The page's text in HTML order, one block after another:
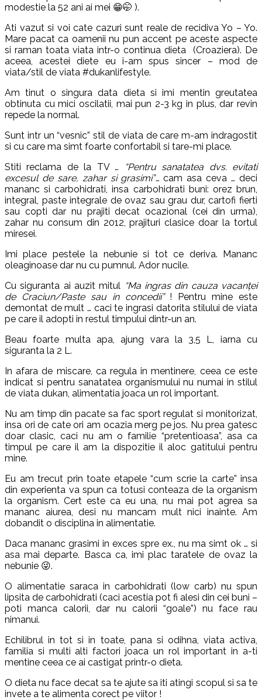
modestie la 52 ani ai mei 😁🤭 ).
Ati vazut si voi cate cazuri sunt reale de recidiva Yo – Yo.
Mare pacat ca oamenii nu pun accent pe aceste aspecte
si raman toata viata intr-o continua dieta (Croaziera). De
aceea, acestei diete eu i-am spus sincer – mod de
viata/stil de viata #dukanlifestyle.
Am tinut o singura data dieta si imi mentin greutatea
obtinuta cu mici oscilatii, mai pun 2-3 kg in plus, dar revin
repede la normal.
Sunt intr un “vesnic” stil de viata de care m-am indragostit
si cu care ma simt foarte confortabil si tare-mi place.
Stiti reclama de la TV … “Pentru sanatatea dvs. evitati
excesul de sare, zahar si grasimi”… cam asa ceva … deci
mananc si carbohidrati, insa carbohidrati buni: orez brun,
integral, paste integrale de ovaz sau grau dur, cartofi fierti
sau copti dar nu prajiti decat ocazional (cei din urma),
zahar nu consum din 2012, prajituri clasice doar la tortul
miresei.
Imi place pestele la nebunie si tot ce deriva. Mananc
oleaginoase dar nu cu pumnul. Ador nucile.
Cu siguranta ai auzit mitul “Ma ingras din cauza vacanței
de Craciun/Paste sau in concedii” ! Pentru mine este
demontat de mult … caci te ingrasi datorita stilului de viata
pe care il adopti in restul timpului dintr-un an.
Beau foarte multa apa, ajung vara la 3,5 L, iarna cu
siguranta la 2 L.
In afara de miscare, ca regula in mentinere, ceea ce este
indicat si pentru sanatatea organismului nu numai in stilul
de viata dukan, alimentatia joaca un rol important.
Nu am timp din pacate sa fac sport regulat si monitorizat,
insa ori de cate ori am ocazia merg pe jos. Nu prea gatesc
doar clasic, caci nu am o familie “pretentioasa”, asa ca
timpul pe care il am la dispozitie il aloc gatitului pentru
mine.
Eu am trecut prin toate etapele “cum scrie la carte” insa
din experienta va spun ca totusi conteaza de la organism
la organism. Cert este ca eu una, nu mai pot agrea sa
mananc aiurea, desi nu mancam mult nici inainte. Am
dobandit o disciplina in alimentatie.
Daca mananc grasimi in exces spre ex., nu ma simt ok … si
asa mai departe. Basca ca, imi plac taratele de ovaz la
nebunie 😜.
O alimentatie saraca in carbohidrati (low carb) nu spun
lipsita de carbohidrati (caci acestia pot fi alesi din cei buni –
poti manca calorii, dar nu calorii “goale”) nu face rau
nimanui.
Echilibrul in tot si in toate, pana si odihna, viata activa,
familia si multi alti factori joaca un rol important in a-ti
mentine ceea ce ai castigat printr-o dieta.
O dieta nu face decat sa te ajute sa iti atingi scopul si sa te
invete a te alimenta corect pe viitor !